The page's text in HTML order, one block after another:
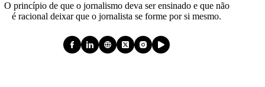
O princípio de que o jornalismo deva ser ensinado e que não
é racional deixar que o jornalista se forme por si mesmo.